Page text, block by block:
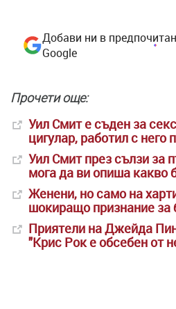
Добави ни в
Google
Прочети още:
Уил Смит е съден за
цигулар, работил с него
Уил Смит през сълзи за
мога да ви опиша какво
Женени, но само на
шокиращо признание за
Приятели на Джейда
"Крис Рок е обсебен от